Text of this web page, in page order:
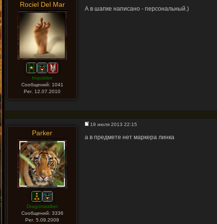
Rociel Del Mar
Inquisitor
Сообщений: 1041
Рег. 12.07.2010
А в шапке написано - персональный.)
Parker
Dragonstalker
Сообщений: 3336
Рег. 5.09.2009
19 июля 2013 22:15
а в предмете нет маркера линка